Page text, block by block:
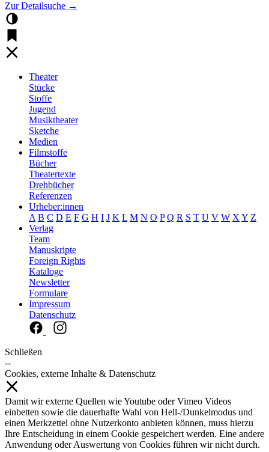
Zur Detailsuche →
Theater
Stücke
Stoffe
Jugend
Musiktheater
Sketche
Medien
Filmstoffe
Bücher
Theatertexte
Drehbücher
Referenzen
Urheber:innen
A B C D E F G H I J K L M N O P Q R S T U V W X Y Z
Verlag
Team
Manuskripte
Foreign Rights
Kataloge
Newsletter
Formulare
Impressum
Datenschutz
Schließen
--
Cookies, externe Inhalte & Datenschutz
Damit wir externe Quellen wie Youtube oder Vimeo Videos
einbetten sowie die dauerhafte Wahl von Hell-/Dunkelmodus und
einen Merkzettel ohne Nutzerkonto anbieten können, muss hierzu
Ihre Entscheidung in einem Cookie gespeichert werden. Eine andere
Anwendung oder Auswertung von Cookies führen wir nicht durch.